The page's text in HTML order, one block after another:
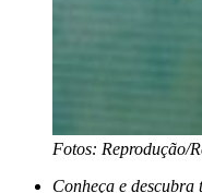
Fotos: Reprodução/
Conheça e descubra